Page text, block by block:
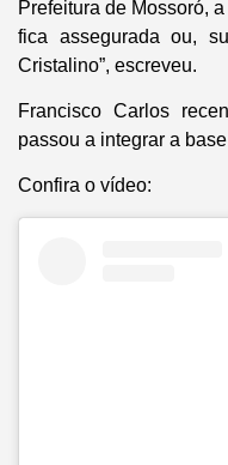
Prefeitura de Mossoró,
fica assegurada ou,
Cristalino”, escreveu.
Francisco Carlos
passou a integrar a
Confira o vídeo: